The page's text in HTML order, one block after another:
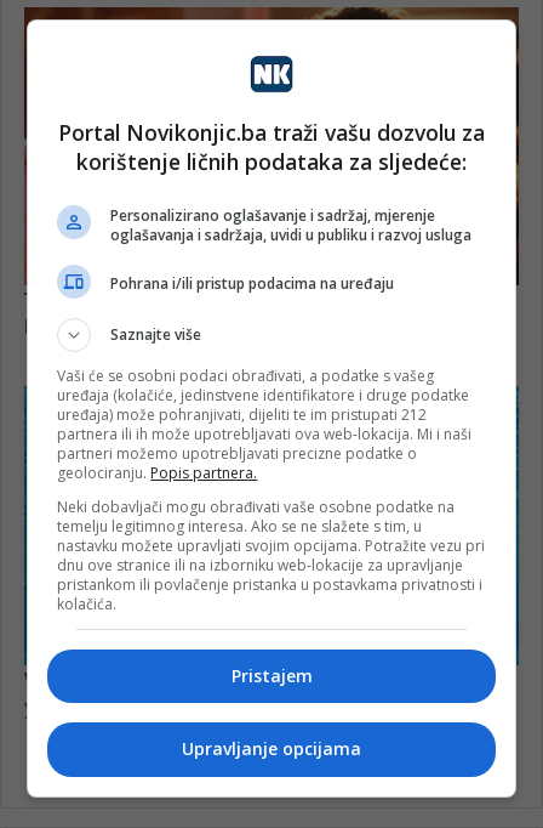
Portal Novikonjic.ba traži vašu dozvolu za
korištenje ličnih podataka za sljedeće:
Personalizirano oglašavanje i sadržaj, mjerenje
oglašavanja i sadržaja, uvidi u publiku i razvoj usluga
Pohrana i/ili pristup podacima na uređaju
Saznajte više
Vaši će se osobni podaci obrađivati, a podatke s vašeg
uređaja (kolačiće, jedinstvene identifikatore i druge podatke
uređaja) može pohranjivati, dijeliti te im pristupati 212
partnera ili ih može upotrebljavati ova web-lokacija. Mi i naši
partneri možemo upotrebljavati precizne podatke o
geolociranju. Popis partnera.
Neki dobavljači mogu obrađivati vaše osobne podatke na
temelju legitimnog interesa. Ako se ne slažete s tim, u
nastavku možete upravljati svojim opcijama. Potražite vezu pri
dnu ove stranice ili na izborniku web-lokacije za upravljanje
pristankom ili povlačenje pristanka u postavkama privatnosti i
kolačića.
Pristajem
Upravljanje opcijama